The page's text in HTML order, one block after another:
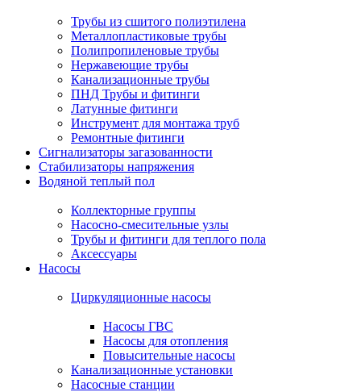
Трубы из сшитого полиэтилена
Металлопластиковые трубы
Полипропиленовые трубы
Нержавеющие трубы
Канализационные трубы
ПНД Трубы и фитинги
Латунные фитинги
Инструмент для монтажа труб
Ремонтные фитинги
Сигнализаторы загазованности
Стабилизаторы напряжения
Водяной теплый пол
Коллекторные группы
Насосно-смесительные узлы
Трубы и фитинги для теплого пола
Аксессуары
Насосы
Циркуляционные насосы
Насосы ГВС
Насосы для отопления
Повысительные насосы
Канализационные установки
Насосные станции